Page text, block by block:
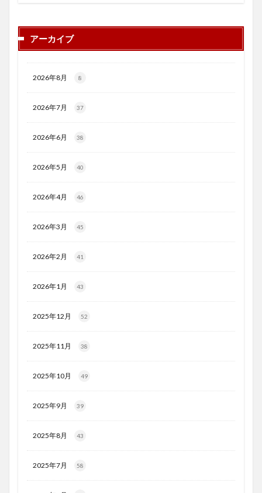
アーカイブ
2026年8月 8
2026年7月 37
2026年6月 38
2026年5月 40
2026年4月 46
2026年3月 45
2026年2月 41
2026年1月 43
2025年12月 52
2025年11月 38
2025年10月 49
2025年9月 39
2025年8月 43
2025年7月 58